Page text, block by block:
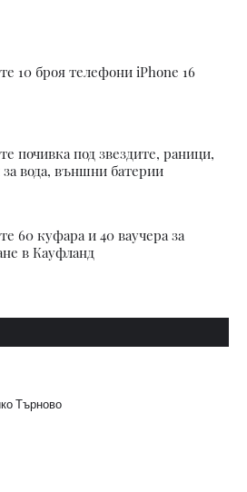
10 броя телефони iPhone 16
почивка под звездите, раници,
за вода, външни батерии
60 куфара и 40 ваучера за
в Кауфланд
Търново